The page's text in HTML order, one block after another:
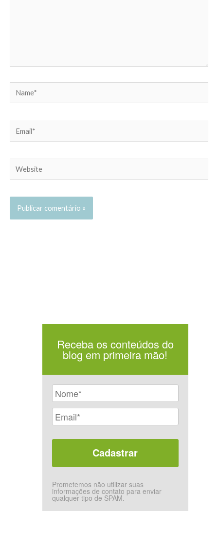
Receba os conteúdos do
blog em primeira mão!
Prometemos não utilizar suas
informações de contato para enviar
qualquer tipo de SPAM.